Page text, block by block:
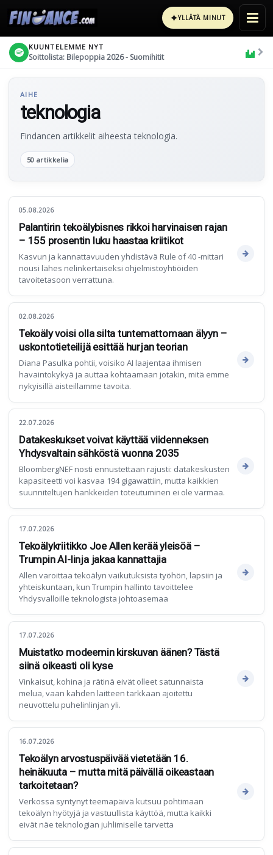
✦YLLÄTÄ MINUT
KUUNTELEMME NYT
Soittolista: Bilepoppia 2026 - Suomihitit
AIHE
teknologia
Findancen artikkelit aiheesta teknologia.
50 artikkelia
05.08.2026
Palantirin tekoälybisnes rikkoi harvinaisen rajan
– 155 prosentin luku haastaa kriitikot
Kasvun ja kannattavuuden yhdistävä Rule of 40 -mittari
nousi lähes nelinkertaiseksi ohjelmistoyhtiöiden
tavoitetasoon verrattuna.
02.08.2026
Tekoäly voisi olla silta tuntemattomaan älyyn –
uskontotieteilijä esittää hurjan teorian
Diana Pasulka pohtii, voisiko AI laajentaa ihmisen
havaintokykyä ja auttaa kohtaamaan jotakin, mitä emme
nykyisillä aisteillamme tavoita.
22.07.2026
Datakeskukset voivat käyttää viidenneksen
Yhdysvaltain sähköstä vuonna 2035
BloombergNEF nosti ennustettaan rajusti: datakeskusten
kapasiteetti voi kasvaa 194 gigawattiin, mutta kaikkien
suunniteltujen hankkeiden toteutuminen ei ole varmaa.
17.07.2026
Tekoälykriitikko Joe Allen kerää yleisöä –
Trumpin AI-linja jakaa kannattajia
Allen varoittaa tekoälyn vaikutuksista työhön, lapsiin ja
yhteiskuntaan, kun Trumpin hallinto tavoittelee
Yhdysvalloille teknologista johtoasemaa
17.07.2026
Muistatko modeemin kirskuvan äänen? Tästä
siinä oikeasti oli kyse
Vinkaisut, kohina ja rätinä eivät olleet satunnaista
melua, vaan kahden laitteen tarkkaan ajoitettu
neuvottelu puhelinlinjan yli.
16.07.2026
Tekoälyn arvostuspäivää vietetään 16.
heinäkuuta – mutta mitä päivällä oikeastaan
tarkoitetaan?
Verkossa syntynyt teemapäivä kutsuu pohtimaan
tekoälyn hyötyjä ja vastuullista käyttöä, mutta kaikki
eivät näe teknologian juhlimiselle tarvetta